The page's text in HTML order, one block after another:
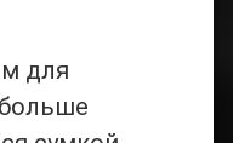
для